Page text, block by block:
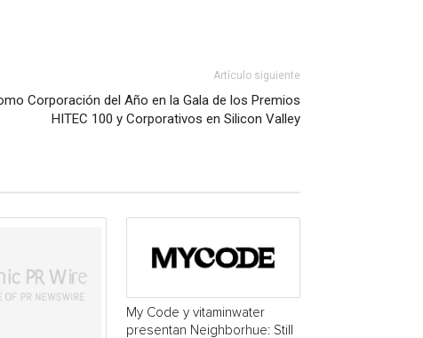
Artículo siguiente
Corporación del Año en la Gala de los Premios
HITEC 100 y Corporativos en Silicon Valley
My Code y vitaminwater
presentan Neighborhue: Still